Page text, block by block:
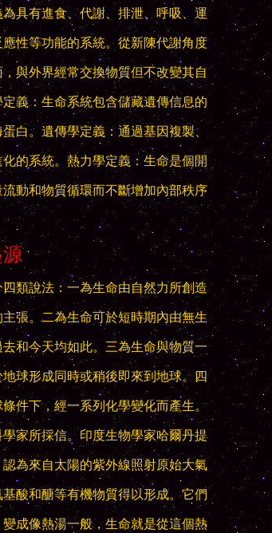
具有進食、代謝、排泄、呼吸、運
性等功能的系統。從新陳代謝角度
，與外界經常交換物質但不改變其自
義：生命系統包含儲藏遺傳信息的
白。遺傳學定義：通過基因複製、
的系統。熱力學定義：生命是個開
動和物質循環而不斷增加內部秩序
類說法：一為生命由自然力所創造
主張。二為生命可於短時期內由無生
和今天均如此。三為生命與物質一
球形成同時或稍後即來到地球。四
件下，經一系列化學變化而產生。
家所採信。印度生物學家哈爾丹提
為來自太陽的紫外線照射原始大氣
酸和醣等有機物質得以形成。它們
成像熱湯一般，生命就是從這個熱